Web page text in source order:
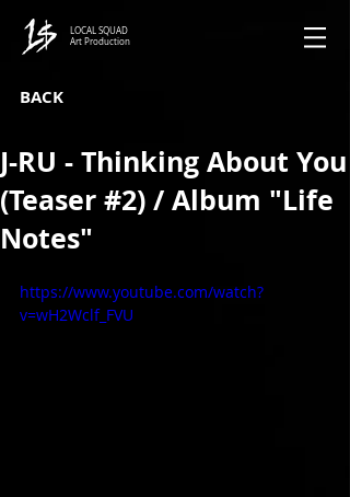
LOCAL SQUAD
Art Production
BACK
J-RU - Thinking About You
(Teaser #2) / Album "Life
Notes"
https://www.youtube.com/watch?
v=wH2Wclf_FVU